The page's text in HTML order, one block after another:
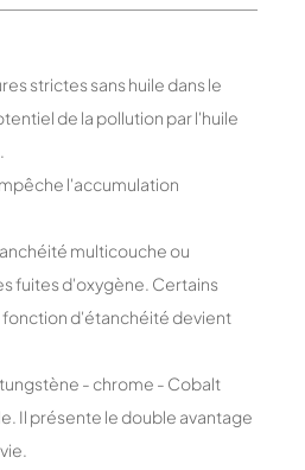
strictes sans huile dans le
de la pollution par l'huile
l'accumulation
multicouche ou
fuites d'oxygène. Certains
fonction d'étanchéité devient
- chrome - Cobalt
Il présente le double avantage